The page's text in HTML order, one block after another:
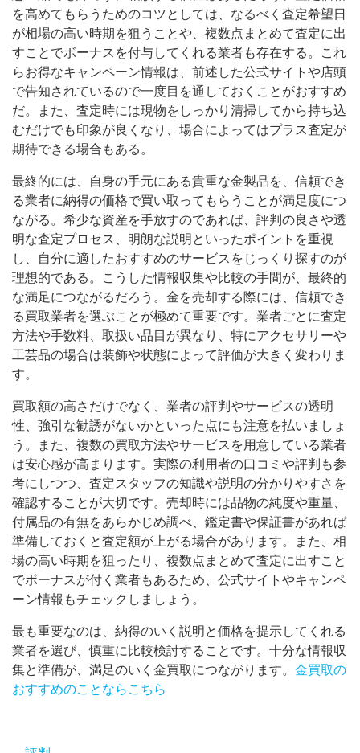
を高めてもらうためのコツとしては、なるべく査定希望日
が相場の高い時期を狙うことや、複数点まとめて査定に出
すことでボーナスを付与してくれる業者も存在する。これ
らお得なキャンペーン情報は、前述した公式サイトや店頭
で告知されているので一度目を通しておくことがおすすめ
だ。また、査定時には現物をしっかり清掃してから持ち込
むだけでも印象が良くなり、場合によってはプラス査定が
期待できる場合もある。
最終的には、自身の手元にある貴重な金製品を、信頼でき
る業者に納得の価格で買い取ってもらうことが満足度につ
ながる。希少な資産を手放すのであれば、評判の良さや透
明な査定プロセス、明朗な説明といったポイントを重視
し、自分に適したおすすめのサービスをじっくり探すのが
理想的である。こうした情報収集や比較の手間が、最終的
な満足につながるだろう。金を売却する際には、信頼でき
る買取業者を選ぶことが極めて重要です。業者ごとに査定
方法や手数料、取扱い品目が異なり、特にアクセサリーや
工芸品の場合は装飾や状態によって評価が大きく変わりま
す。
買取額の高さだけでなく、業者の評判やサービスの透明
性、強引な勧誘がないかといった点にも注意を払いましょ
う。また、複数の買取方法やサービスを用意している業者
は安心感が高まります。実際の利用者の口コミや評判も参
考にしつつ、査定スタッフの知識や説明の分かりやすさを
確認することが大切です。売却時には品物の純度や重量、
付属品の有無をあらかじめ調べ、鑑定書や保証書があれば
準備しておくと査定額が上がる場合があります。また、相
場の高い時期を狙ったり、複数点まとめて査定に出すこと
でボーナスが付く業者もあるため、公式サイトやキャンペ
ーン情報もチェックしましょう。
最も重要なのは、納得のいく説明と価格を提示してくれる
業者を選び、慎重に比較検討することです。十分な情報収
集と準備が、満足のいく金買取につながります。 金買取の
おすすめのことならこちら